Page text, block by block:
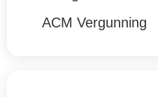
ACM Vergunning